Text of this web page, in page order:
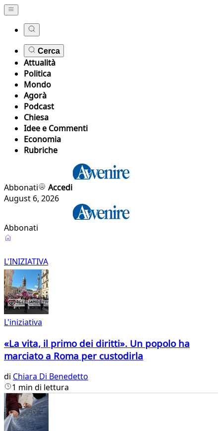
Cerca
Attualità
Politica
Mondo
Agorà
Podcast
Chiesa
Idee e Commenti
Economia
Rubriche
Abbonati
Accedi
August 6, 2026
Abbonati
L'iniziativa
L'INIZIATIVA
L'iniziativa
«La vita, il primo dei diritti». Un popolo ha
marciato a Roma per custodirla
di Chiara Di Benedetto
1 min di lettura